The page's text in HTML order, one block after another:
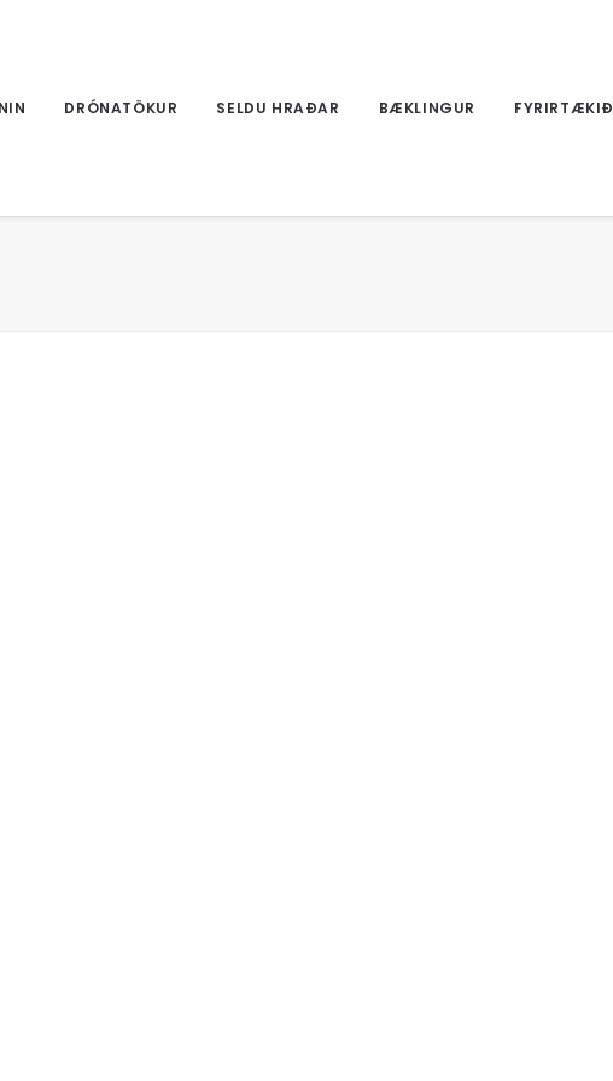
DRÓNATÖKUR SELDU HRAÐAR BÆKLINGUR FYRIRTÆKIÐ